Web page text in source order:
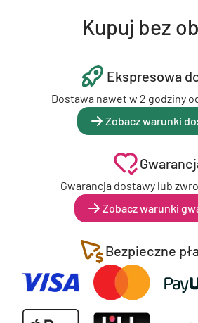
Kupuj bez
Ekspresowa
Dostawa nawet w 2 godziny
Zobacz warunki
Gwarancja dostawy lub
Zobacz warunki
Bezpieczne